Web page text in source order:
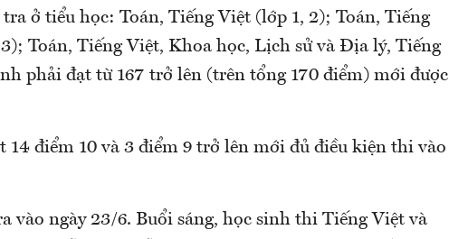
ở tiểu học: Toán, Tiếng Việt (lớp 1, 2); Toán, Tiếng
Toán, Tiếng Việt, Khoa học, Lịch sử và Địa lý, Tiếng
phải đạt từ 167 trở lên (trên tổng 170 điểm) mới được
14 điểm 10 và 3 điểm 9 trở lên mới đủ điều kiện thi vào
vào ngày 23/6. Buổi sáng, học sinh thi Tiếng Việt và